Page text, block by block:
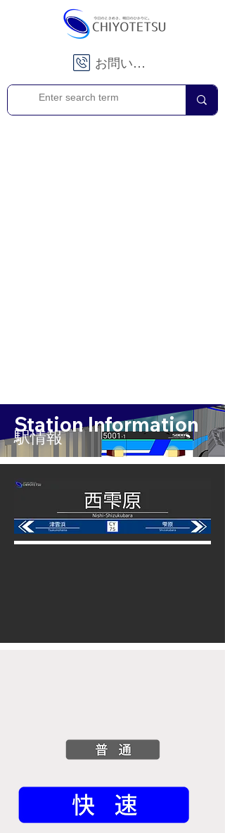
お問い合わせ
Station Information
​駅情報